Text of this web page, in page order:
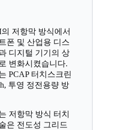
저항막 방식에서
폰 및 산업용 디스
디지털 기기의 상
변화시켰습니다.
PCAP 터치스크린
투영 정전용량 방
저항막 방식 터치
은 전도성 그리드